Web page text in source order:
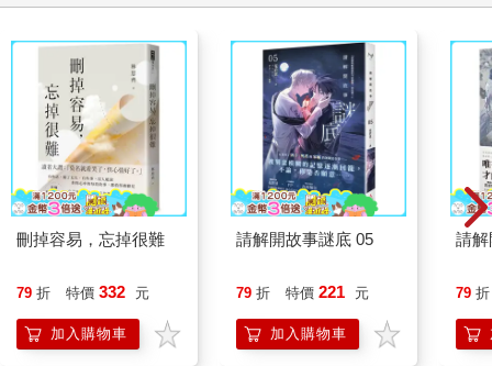
力襄助，烏迪斯終於實現出書的願望，完成本書。
計畫推動期間，率先加入烏迪斯和山迪斯的是兩位拉脫維亞的朋
友Sabina Grams和Edgars Vegners，他們貢獻了電腦繪圖和攝影
的專長。山迪斯的兄弟Janis Kondrats幫他們開發網站註冊系統，
供計畫贊助人參與、測試本書的內容。由於烏迪斯和山迪斯的母
語並非英語，為求慎重，也請Monika Hanley和Johannah Larson
協助編校，而Pauls Keire醫師則提供醫學方面的解剖學專業。烏
迪斯和山迪斯因為這個計畫，有幸結識了Chris Rawlinson 和
Sergio Alessandro Servillo，他們以3D立體掃描和造型的參考文獻
斯和山迪斯於本書發展階段也旅行世界各地，參加許多沙雕比賽
和活動，與來自世界各國的沙雕愛好者交流討論，這些國際沙雕
社群的朋友對本書也貢獻良多。計畫推動期間，西雅圖的拉脫維
刪掉容易，忘掉很難
79 折 特價 332 元
加入購物車
請解開故事謎底 05
79 折 特價 221 元
加入購物車
請解
79 折